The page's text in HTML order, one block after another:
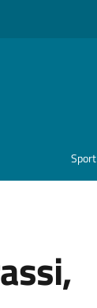
Sport